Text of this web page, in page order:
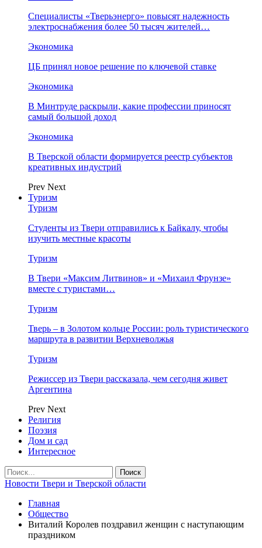
Специалисты «Тверьэнерго» повысят надежность
электроснабжения более 50 тысяч жителей…
Экономика
ЦБ принял новое решение по ключевой ставке
Экономика
В Минтруде раскрыли, какие профессии приносят
самый большой доход
Экономика
В Тверской области формируется реестр субъектов
креативных индустрий
Prev Next
Туризм
Туризм
Студенты из Твери отправились к Байкалу, чтобы
изучить местные красоты
Туризм
В Твери «Максим Литвинов» и «Михаил Фрунзе»
вместе с туристами…
Туризм
Тверь – в Золотом кольце России: роль туристического
маршрута в развитии Верхневолжья
Туризм
Режиссер из Твери рассказала, чем сегодня живет
Аргентина
Prev Next
Религия
Поэзия
Дом и сад
Интересное
Новости Твери и Тверской области
Главная
Общество
Виталий Королев поздравил женщин с наступающим
праздником